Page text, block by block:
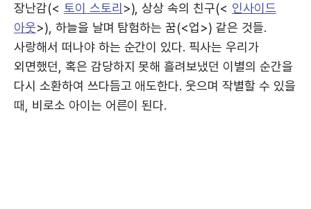
장난감(< 토이 스토리 >), 상상 속의 친구(< 인사이드
아웃>), 하늘을 날며 탐험하는 꿈(<업>) 같은 것들.
사랑해서 떠나야 하는 순간이 있다. 픽사는 우리가
외면했던, 혹은 감당하지 못해 흘려보냈던 이별의 순간을
다시 소환하여 쓰다듬고 애도한다. 웃으며 작별할 수 있을
때, 비로소 아이는 어른이 된다.